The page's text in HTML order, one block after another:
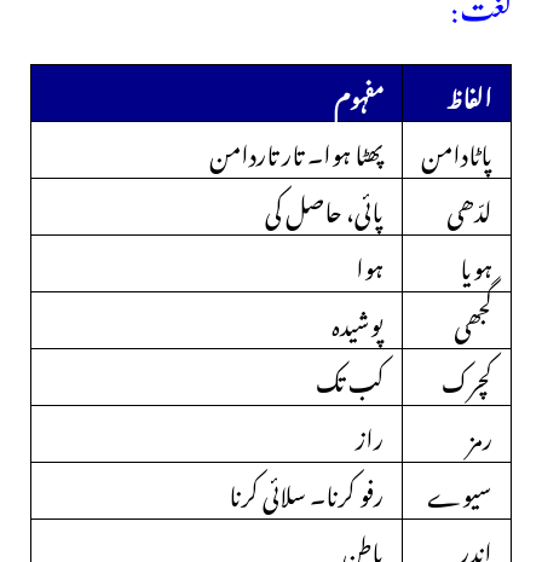
لغت:
الفاظ
مفہوم
پاٹادامن
پھٹا ہوا۔ تار تاردامن
لدّھی
پائی، حاصل کی
ہویا
ہوا
گجھی
پوشیدہ
کچرک
کب تک
رمز
راز
سیوے
رفو کرنا۔ سلائی کرنا
اندر
باطن